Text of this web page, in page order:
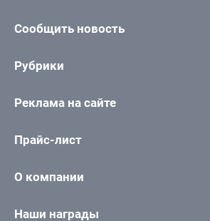
Сообщить новость
Рубрики
Реклама на сайте
Прайс-лист
О компании
Наши награды